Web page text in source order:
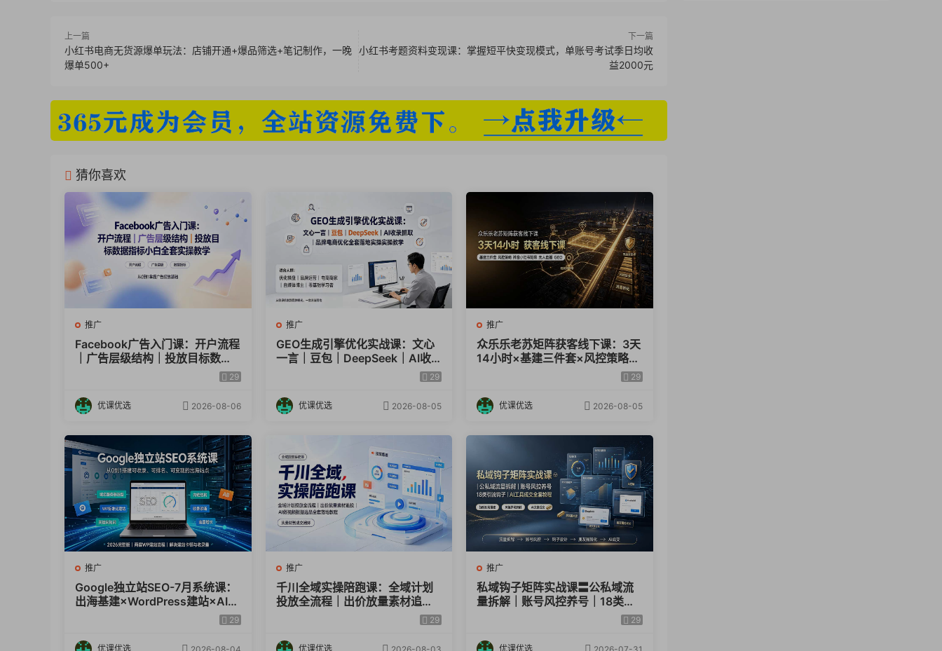
25、第24课：简单实用，6款不可错过风靡全球的AI工具.mp4
26、第25课：案例拆解，带你拆解小红书上爆款的A项目.mp4
上一篇
小红书电商无货源爆单玩法：店铺开通+爆品筛选+笔记制作，一晚
爆单500+
下一篇
小红书考题资料变现课：掌握短平快变现模式，单账号考试季日均收
益2000元
猜你喜欢
推广
Facebook广告入门课：开户流程
｜广告层级结构｜投放目标数据
29
优课优选 2026-08-06
推广
GEO生成引擎优化实战课：文心
一言｜豆包｜DeepSeek｜AI收
录抓取｜品牌电商优化全套落地29
优课优选 2026-08-05
推广
众乐乐老苏矩阵获客线下课：3天
14小时×基建三件套×风控策略×
抖音小红书矩阵×无人直播×GEO
29
优课优选 2026-08-05
推广
Google独立站SEO-7月系统课：
出海基建×WordPress建站×AI内
容生产×站内外优化×Search Co29
优课优选
推广
千川全域实操陪跑课：全域计划
投放全流程｜出价放量素材追投
｜AI做视频数据选品全套落地教29
优课优选
推广
私域钩子矩阵实战课〓公私域流
量拆解｜账号风控养号｜18类引
流钩子｜AI工具成交全套教程
29
优课优选